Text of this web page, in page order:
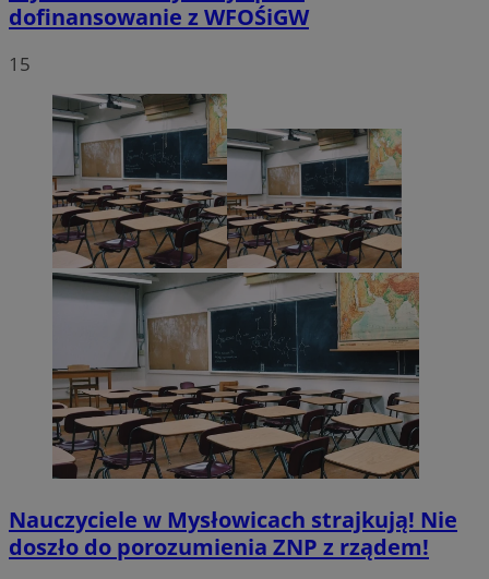
dofinansowanie z WFOŚiGW
15
Nauczyciele w Mysłowicach strajkują! Nie
doszło do porozumienia ZNP z rządem!